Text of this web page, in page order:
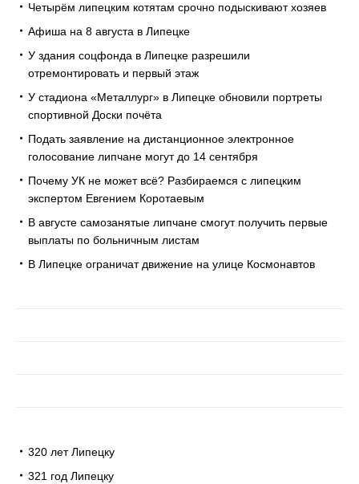
Четырём липецким котятам срочно подыскивают хозяев
Афиша на 8 августа в Липецке
У здания соцфонда в Липецке разрешили
отремонтировать и первый этаж
У стадиона «Металлург» в Липецке обновили портреты
спортивной Доски почёта
Подать заявление на дистанционное электронное
голосование липчане могут до 14 сентября
Почему УК не может всё? Разбираемся с липецким
экспертом Евгением Коротаевым
В августе самозанятые липчане смогут получить первые
выплаты по больничным листам
В Липецке ограничат движение на улице Космонавтов
320 лет Липецку
321 год Липецку